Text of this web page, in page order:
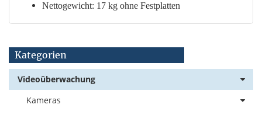
Nettogewicht: 17 kg ohne Festplatten
Kategorien
Videoüberwachung
Kameras